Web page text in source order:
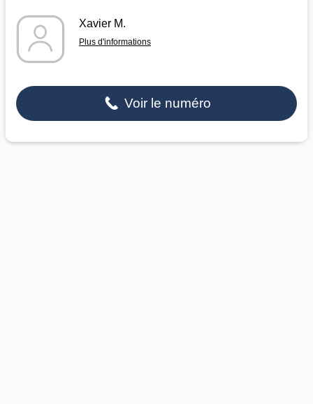
Xavier M.
Plus d'informations
Voir le numéro